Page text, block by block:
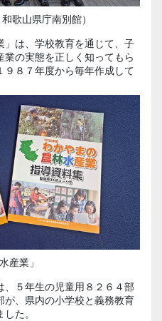
歌山県庁南別館）
」は、学校教育を通じて、子
業の実態を正しく知ってもら
９８７年度から毎年作成して
産業」
、５年生の児童用８２６４部
が、県内の小学校と義務教育
た。